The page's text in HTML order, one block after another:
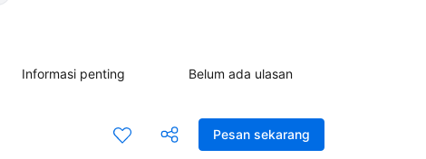
Informasi penting Belum ada ulasan
Pesan sekarang